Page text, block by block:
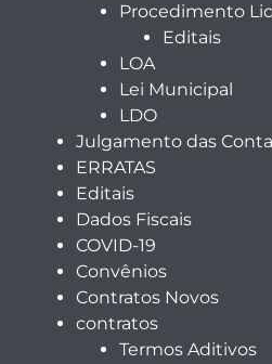
Procedimento
Editais
LOA
Lei Municipal
LDO
Julgamento das
ERRATAS
Editais
Dados Fiscais
COVID-19
Convênios
Contratos Novos
contratos
Termos Aditivos